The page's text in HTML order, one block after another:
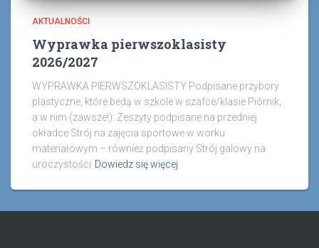
AKTUALNOŚCI
Wyprawka pierwszoklasisty
2026/2027
WYPRAWKA PIERWSZOKLASISTY Podpisane przybory
plastyczne, które bedą w szkole w szafce/klasie Piórnik,
a w nim (zawsze!): Zeszyty podpisane na przedniej
okładce Strój na zajęcia sportowe w worku
materiałowym – również podpisany Strój galowy na
uroczystości Dowiedz się więcej